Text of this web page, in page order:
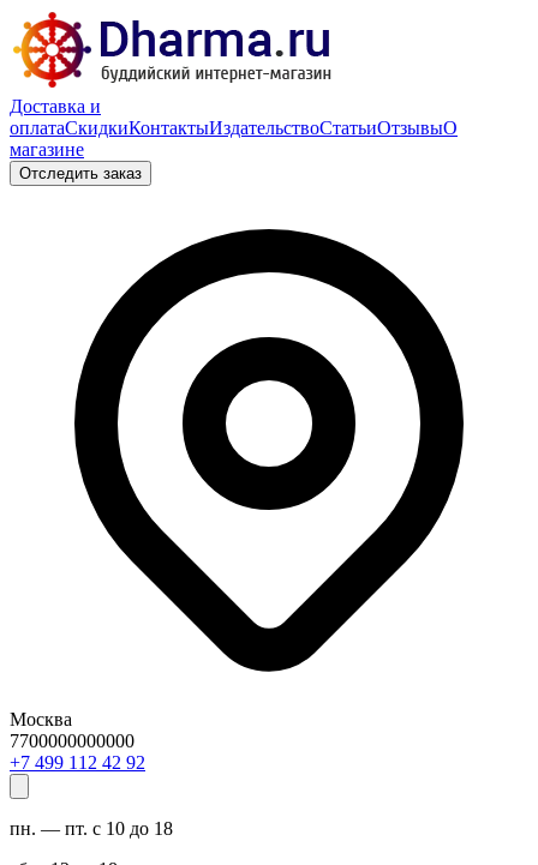
Доставка и
оплатаСкидкиКонтактыИздательствоСтатьиОтзывыО
магазине
Отследить заказ
Москва
7700000000000
29 24 211 994 7+
пн. — пт. с 10 до 18